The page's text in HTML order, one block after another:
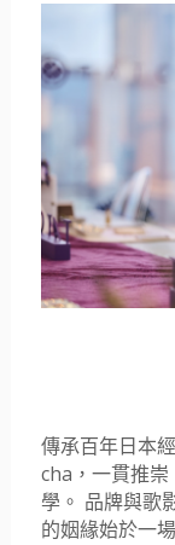
傳承百年日本
cha ，一貫推崇
學。 品牌與歌
的姻緣始於一